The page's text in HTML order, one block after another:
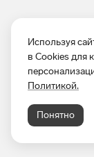
Используя
в Cookies для
Политикой.
Понятно